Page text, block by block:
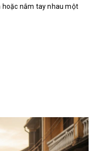
hoặc nắm tay nhau một